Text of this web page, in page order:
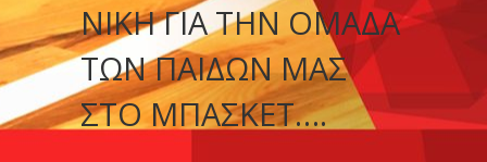
ΝΊΚΗ ΓΙΑ ΤΗΝ ΟΜΆΔΑ
ΤΩΝ ΠΑΊΔΩΝ ΜΑΣ
ΣΤΟ ΜΠΆΣΚΕΤ….